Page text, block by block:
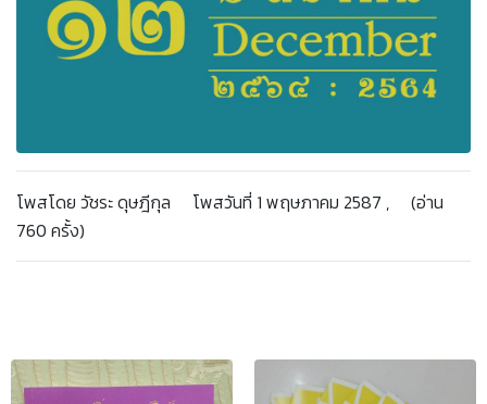
โพสโดย วัชระ ดุษฎีกุล โพสวันที่ 1 พฤษภาคม 2587 , (อ่าน
760 ครั้ง)